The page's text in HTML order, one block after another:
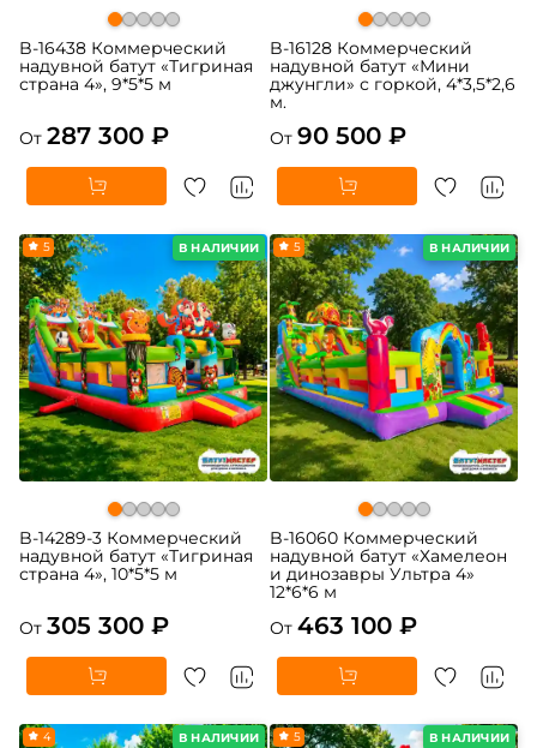
B-16438 Коммерческий
надувной батут «Тигриная
страна 4», 9*5*5 м
От 287 300 ₽
B-16128 Коммерческий
надувной батут «Мини
джунгли» с горкой, 4*3,5*2,6
м.
От 90 500 ₽
В НАЛИЧИИ
5
B-14289-3 Коммерческий
надувной батут «Тигриная
страна 4», 10*5*5 м
От 305 300 ₽
В НАЛИЧИИ
5
B-16060 Коммерческий
надувной батут «Хамелеон
и динозавры Ультра 4»
12*6*6 м
От 463 100 ₽
В НАЛИЧИИ
4 В НАЛИЧИИ
5